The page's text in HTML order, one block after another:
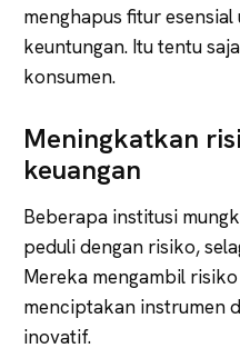
menghapus fitur
keuntungan. Itu tentu
konsumen.
Meningkatkan
keuangan
Beberapa institusi
peduli dengan risiko,
Mereka mengambil
menciptakan instrumen
inovatif.